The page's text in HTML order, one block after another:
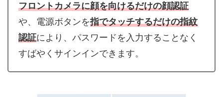
フロントカメラに顔を向けるだけの顔認証
や、電源ボタンを指でタッチするだけの指紋
認証により、パスワードを入力することなく
すばやくサインインできます。